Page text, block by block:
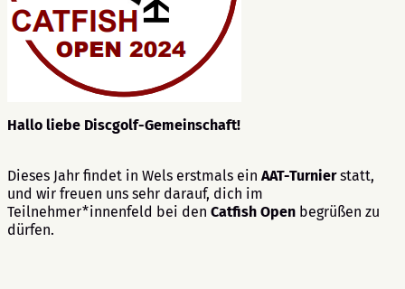
Hallo liebe Discgolf-Gemeinschaft!
Dieses Jahr findet in Wels erstmals ein AAT-Turnierstatt,
und wir freuen uns sehr darauf, dich im
Teilnehmer*innenfeld bei den Catfish Open begrüßen zu
dürfen.